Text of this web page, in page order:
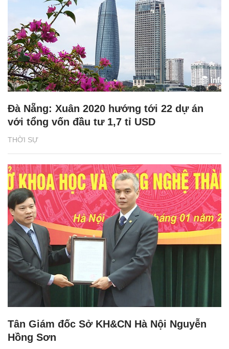
THỜI SỰ
Đà Nẵng: Xuân 2020 hướng tới 22 dự án
với tổng vốn đầu tư 1,7 tỉ USD
Tân Giám đốc Sở KH&CN Hà Nội Nguyễn
Hồng Sơn